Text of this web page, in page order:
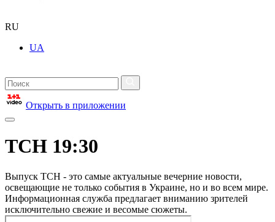
RU
UA
Открыть в приложении
ТСН 19:30
Выпуск ТСН - это самые актуальные вечерние новости,
освещающие не только события в Украине, но и во всем мире.
Информационная служба предлагает вниманию зрителей
исключительно свежие и весомые сюжеты.